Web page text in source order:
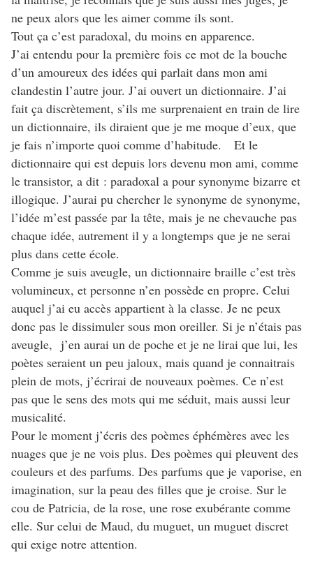
ne peux alors que les aimer comme ils sont.
Tout ça c’est paradoxal, du moins en apparence.
J’ai entendu pour la première fois ce mot de la bouche
d’un amoureux des idées qui parlait dans mon ami
clandestin l’autre jour. J’ai ouvert un dictionnaire. J’ai
fait ça discrètement, s’ils me surprenaient en train de lire
un dictionnaire, ils diraient que je me moque d’eux, que
je fais n’importe quoi comme d’habitude. Et le
dictionnaire qui est depuis lors devenu mon ami, comme
le transistor, a dit : paradoxal a pour synonyme bizarre et
illogique. J’aurai pu chercher le synonyme de synonyme,
l’idée m’est passée par la tête, mais je ne chevauche pas
chaque idée, autrement il y a longtemps que je ne serai
plus dans cette école.
Comme je suis aveugle, un dictionnaire braille c’est très
volumineux, et personne n’en possède en propre. Celui
auquel j’ai eu accès appartient à la classe. Je ne peux
donc pas le dissimuler sous mon oreiller. Si je n’étais pas
aveugle, j’en aurai un de poche et je ne lirai que lui, les
poètes seraient un peu jaloux, mais quand je connaitrais
plein de mots, j’écrirai de nouveaux poèmes. Ce n’est
pas que le sens des mots qui me séduit, mais aussi leur
musicalité.
Pour le moment j’écris des poèmes éphémères avec les
nuages que je ne vois plus. Des poèmes qui pleuvent des
couleurs et des parfums. Des parfums que je vaporise, en
imagination, sur la peau des filles que je croise. Sur le
cou de Patricia, de la rose, une rose exubérante comme
elle. Sur celui de Maud, du muguet, un muguet discret
qui exige notre attention.